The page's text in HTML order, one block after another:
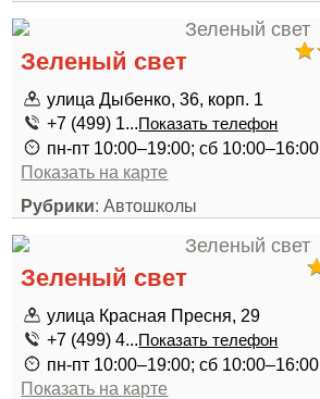
Зеленый свет
улица Дыбенко, 36, корп. 1
+7 (499) 1...Показать телефон
пн-пт 10:00–19:00; сб 10:00–16:00
Показать на карте
Рубрики: Автошколы
Зеленый свет
улица Красная Пресня, 29
+7 (499) 4...Показать телефон
пн-пт 10:00–19:00; сб 10:00–16:00
Показать на карте